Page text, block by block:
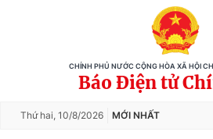
CHÍNH PHỦ NƯỚC CỘNG HÒA XÃ HỘI
Báo Điện tử
Thứ hai, 10/8/2026 MỚI NHẤT